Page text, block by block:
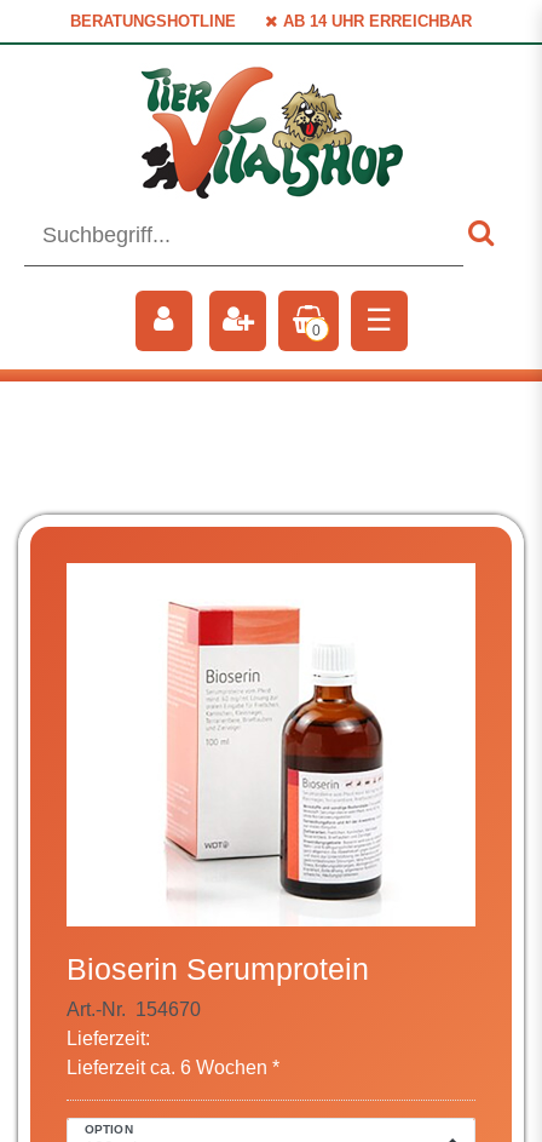
BERATUNGSHOTLINE AB 14 UHR ERREICHBAR
0 ☰
Bioserin Serumprotein
Art.-Nr. 154670
Lieferzeit:
Lieferzeit ca. 6 Wochen *
OPTION